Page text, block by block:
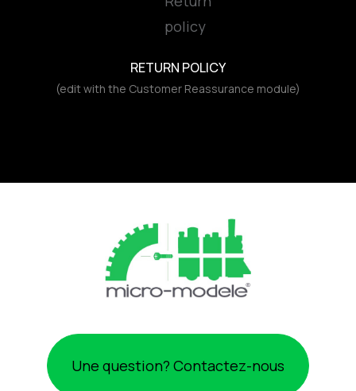
RETURN POLICY
(edit with the Customer Reassurance module)
Une question? Contactez-nous